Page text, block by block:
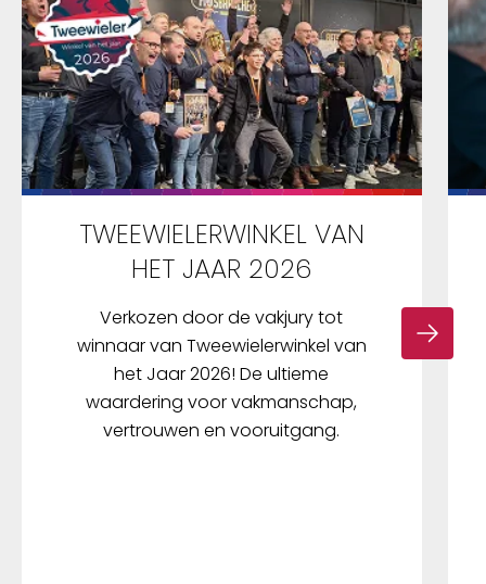
TWEEWIELERWINKEL VAN
HET JAAR 2026
Verkozen door de vakjury tot
winnaar van Tweewielerwinkel van
het Jaar 2026! De ultieme
waardering voor vakmanschap,
vertrouwen en vooruitgang.